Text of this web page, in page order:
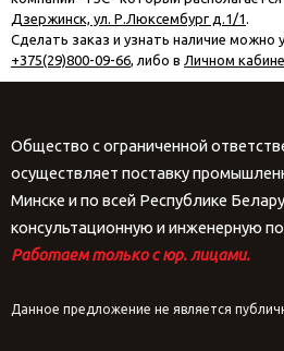
Дзержинск, ул. Р.Люксембург д.1/1 .
Сделать заказ и узнать наличие
+375(29)800-09-66, либо в Личном
Общество с ограниченной
осуществляет поставку
Минске и по всей Республике
консультационную и инженерную
Работаем только с юр. лицами.
Данное предложение не является